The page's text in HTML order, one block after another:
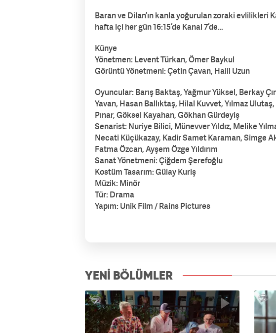
Baran ve Dilan’ın kanla yoğurulan zoraki evlilikleri
hafta içi her gün 16:15’de Kanal 7’de…
Künye
Yönetmen: Levent Türkan, Ömer Baykul
Görüntü Yönetmeni: Çetin Çavan, Halil Uzun
Oyuncular: Barış Baktaş, Yağmur Yüksel, Berkay
Yavan, Hasan Ballıktaş, Hilal Kuvvet, Yılmaz
Pınar, Göksel Kayahan, Gökhan Gürdeyiş
Senarist: Nuriye Bilici, Münevver Yıldız, Melike
Necati Küçükazay, Kadir Samet Karaman, Simge
Fatma Özcan, Ayşem Özge Yıldırım
Sanat Yönetmeni: Çiğdem Şerefoğlu
Kostüm Tasarım: Gülay Kuriş
Müzik: Minör
Tür: Drama
Yapım: Unik Film / Rains Pictures
YENİ BÖLÜMLER